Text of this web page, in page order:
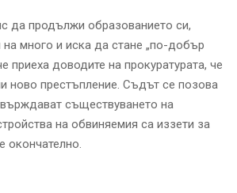
да продължи образованието си,
на много и иска да стане „по-добър
приеха доводите на прокуратурата, че
ново престъпление. Съдът се позова
съществуването на
на обвиняемия са иззети за
окончателно.